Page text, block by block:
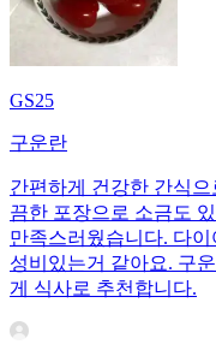
GS25
구운란
간편하게 건강한 간식
끔한 포장으로 소금도
만족스러웠습니다. 다
성비있는거 같아요. 구
게 식사로 추천합니다.